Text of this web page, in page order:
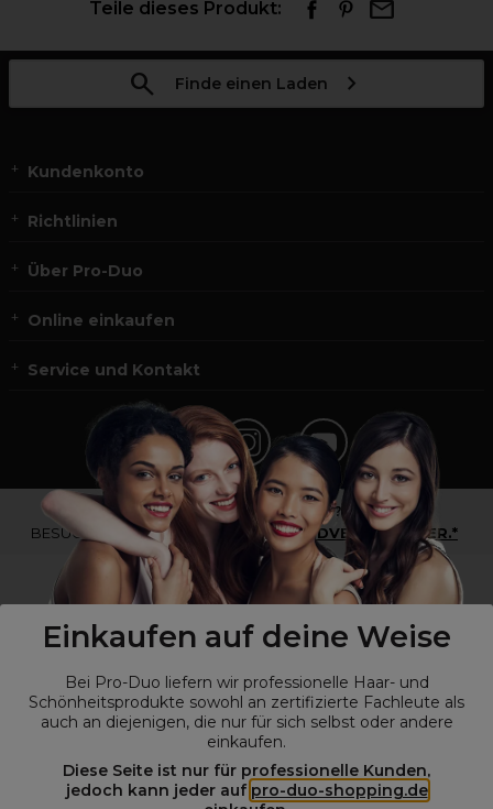
Einkaufen auf deine Weise
Bei Pro-Duo liefern wir professionelle Haar- und
Schönheitsprodukte sowohl an zertifizierte Fachleute als
auch an diejenigen, die nur für sich selbst oder andere
einkaufen.
Diese Seite ist nur für professionelle Kunden,
jedoch kann jeder auf pro-duo-shopping.de
Teile dieses Produkt:
Finde einen Laden
Kundenkonto
Richtlinien
Über Pro-Duo
Online einkaufen
Service und Kontakt
*Du bist kein Profikunde?
BESUCHE
UNSERE WEBSEITE FÜR ENDVERBRAUCHER.*
© Alle Rechte vorbehalten © Pro-Duo2026